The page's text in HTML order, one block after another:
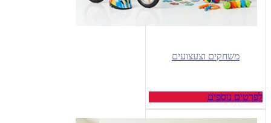
משחקים וצעצועים
לפרטים נוספים